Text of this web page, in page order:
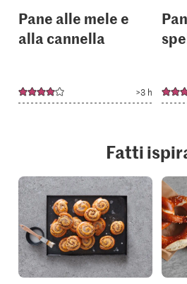
Pane alle mele e
alla cannella
>3 h
Fatti